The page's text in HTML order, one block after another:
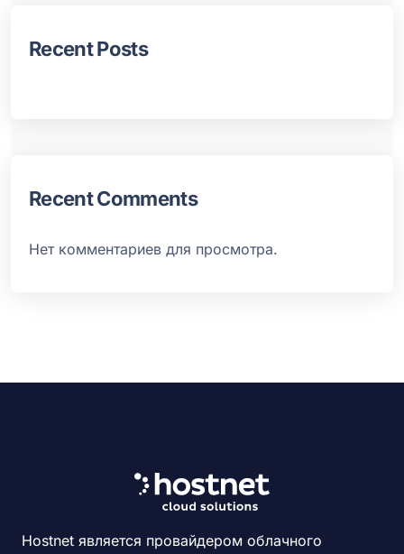
Recent Posts
Recent Comments
Нет комментариев для просмотра.
Hostnet является провайдером облачного